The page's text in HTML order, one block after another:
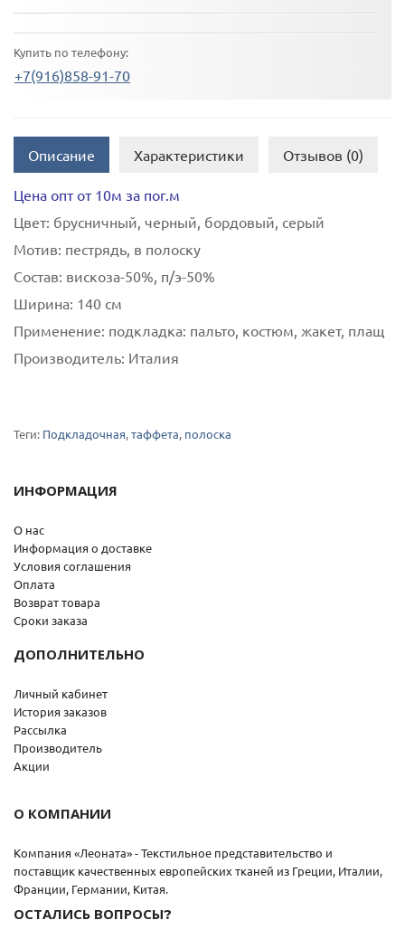
Купить по телефону:
+7(916)858-91-70
Описание Характеристики Отзывов (0)
Цена опт от 10м за пог.м
Цвет: брусничный, черный, бордовый, серый
Мотив: пестрядь, в полоску
Состав: вискоза-50%, п/э-50%
Ширина: 140 см
Применение: подкладка: пальто, костюм, жакет, плащ
Производитель: Италия
Теги: Подкладочная,таффета, полоска
ИНФОРМАЦИЯ
О нас
Информация о доставке
Условия соглашения
Оплата
Возврат товара
Сроки заказа
ДОПОЛНИТЕЛЬНО
Личный кабинет
История заказов
Рассылка
Производитель
Акции
О КОМПАНИИ
Компания «Леоната» - Текстильное представительство и
поставщик качественных европейских тканей из Греции, Италии,
Франции, Германии, Китая.
ОСТАЛИСЬ ВОПРОСЫ?